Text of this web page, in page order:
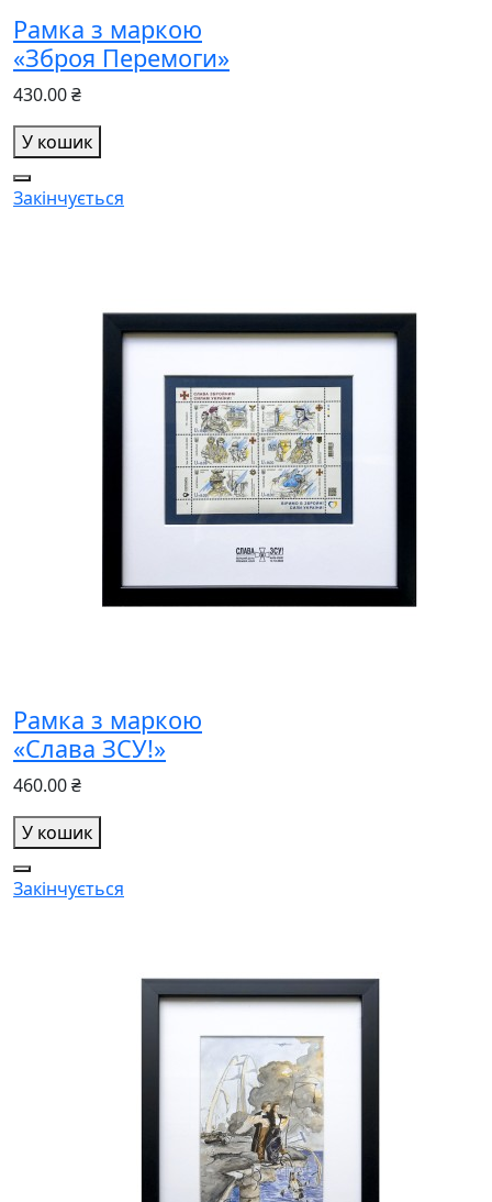
Рамка з маркою
«Зброя Перемоги»
430.00 ₴
У кошик
Закінчується
Рамка з маркою
«Слава ЗСУ!»
460.00 ₴
У кошик
Закінчується